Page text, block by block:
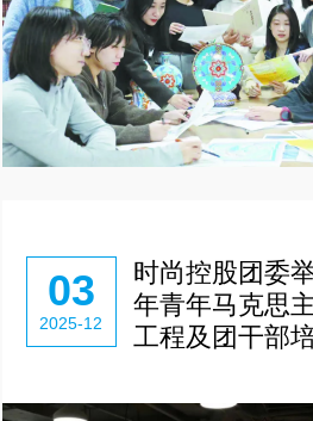
03
2025-12
时尚控股团委
年青年马克思
工程及团干部